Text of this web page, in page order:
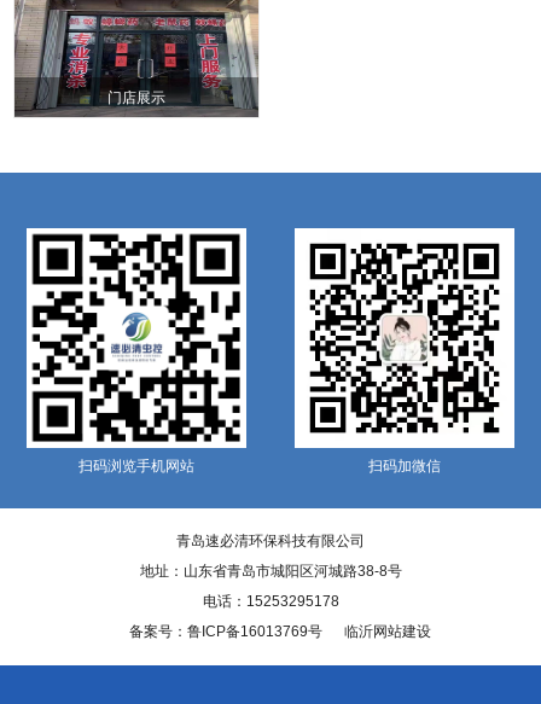
门店展示
扫码浏览手机网站 扫码加微信
青岛速必清环保科技有限公司
地址：山东省青岛市城阳区河城路38-8号
电话：15253295178
备案号： 鲁ICP备16013769号 临沂网站建设